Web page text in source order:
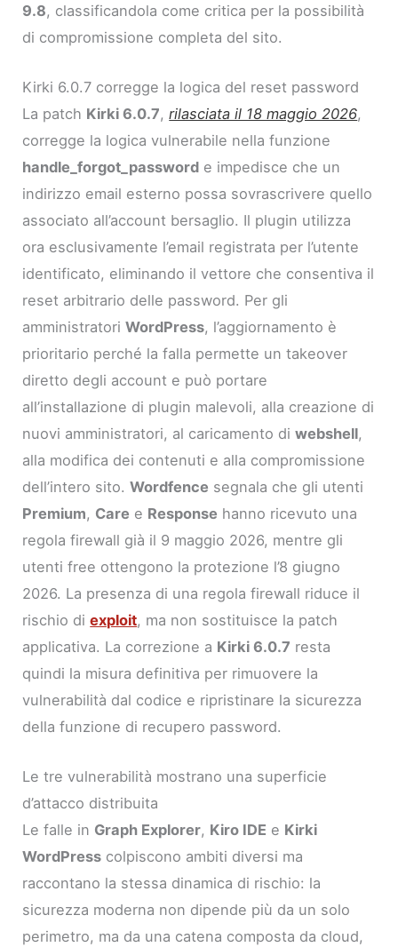
9.8, classificandola come critica per la possibilità
di compromissione completa del sito.
Kirki 6.0.7 corregge la logica del reset password
La patch Kirki 6.0.7,rilasciata il 18 maggio 2026,
corregge la logica vulnerabile nella funzione
handle_forgot_password e impedisce che un
indirizzo email esterno possa sovrascrivere quello
associato all’account bersaglio. Il plugin utilizza
ora esclusivamente l’email registrata per l’utente
identificato, eliminando il vettore che consentiva il
reset arbitrario delle password. Per gli
amministratoriWordPress, l’aggiornamento è
prioritario perché la falla permette un takeover
diretto degli account e può portare
all’installazione di plugin malevoli, alla creazione di
nuovi amministratori, al caricamento diwebshell,
alla modifica dei contenuti e alla compromissione
dell’intero sito.Wordfence segnala che gli utenti
Premium, Care e Response hanno ricevuto una
regola firewall già il 9 maggio 2026, mentre gli
utenti free ottengono la protezione l’8 giugno
2026. La presenza di una regola firewall riduce il
rischio diexploit, ma non sostituisce la patch
applicativa. La correzione a Kirki 6.0.7 resta
quindi la misura definitiva per rimuovere la
vulnerabilità dal codice e ripristinare la sicurezza
della funzione di recupero password.
Le tre vulnerabilità mostrano una superficie
d’attacco distribuita
Le falle in Graph Explorer, Kiro IDE e Kirki
WordPress colpiscono ambiti diversi ma
raccontano la stessa dinamica di rischio: la
sicurezza moderna non dipende più da un solo
perimetro, ma da una catena composta da cloud,